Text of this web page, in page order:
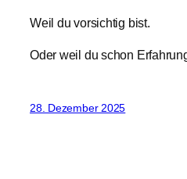
Weil du vorsichtig bist.
Oder weil du schon
28. Dezember 2025